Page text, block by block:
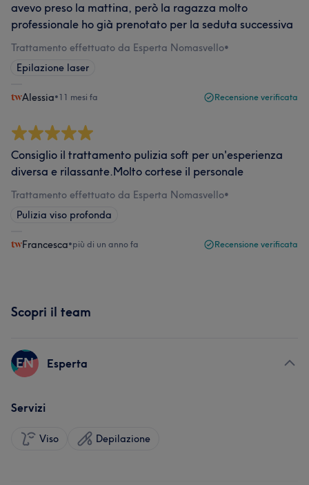
avevo preso la mattina, però la ragazza molto
professionale ho già prenotato per la seduta successiva
Trattamento effettuato da Esperta Nomasvello•
Epilazione laser
Alessia•11 mesi fa Recensione verificata
Consiglio il trattamento pulizia soft per un'esperienza
diversa e rilassante.Molto cortese il personale
Trattamento effettuato da Esperta Nomasvello•
Pulizia viso profonda
Francesca•più di un anno fa Recensione verificata
Scopri il team
EN Esperta
Servizi
Viso Depilazione